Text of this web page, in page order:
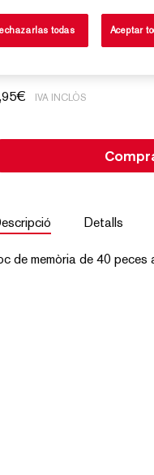
de memòria
€ IVA INCLÒS
Detalls
de memòria de 40
todas Aceptar